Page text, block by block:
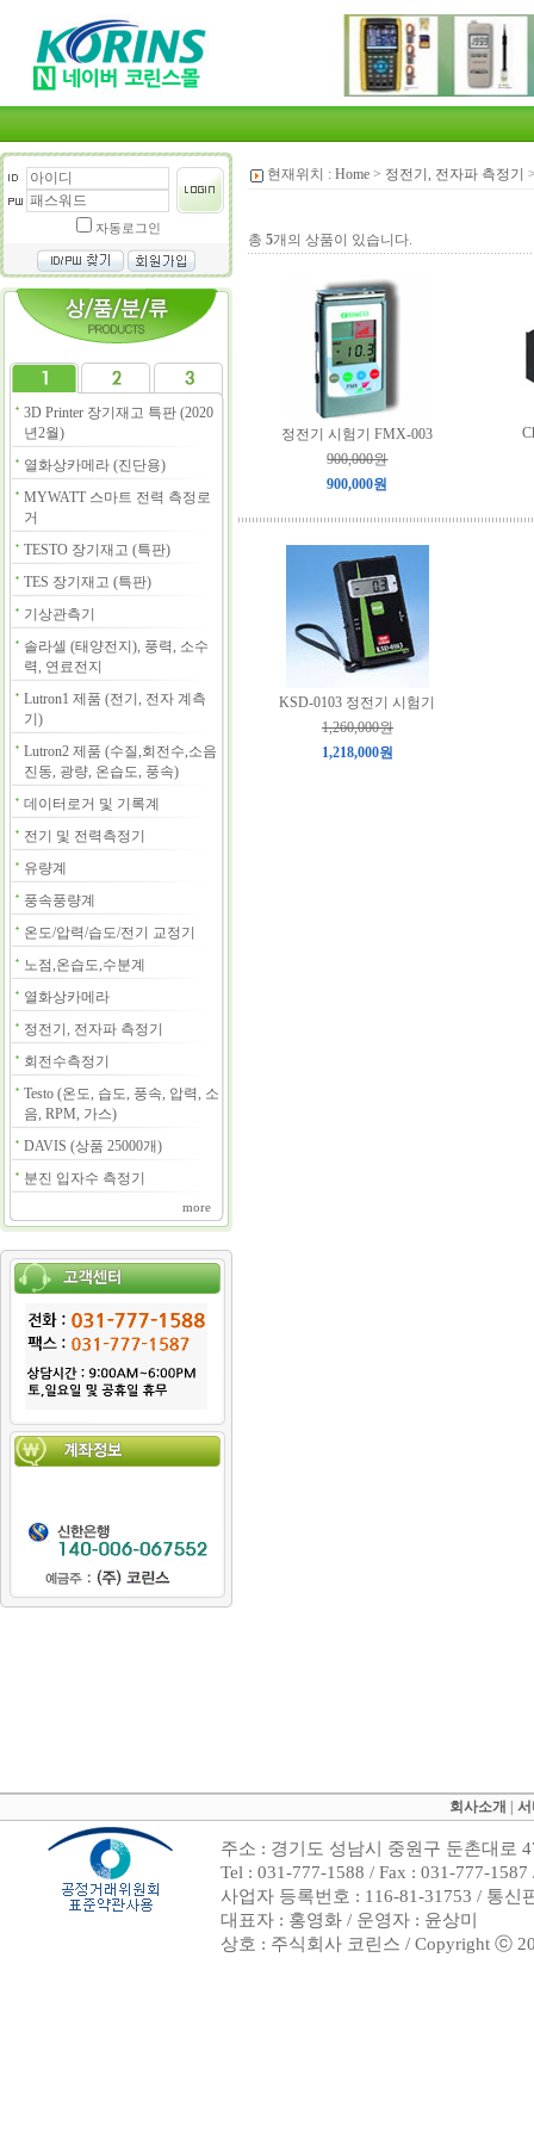
자동로그인
3D Printer 장기재고 특판 (2020
년2월)
열화상카메라 (진단용)
MYWATT 스마트 전력 측정로
거
TESTO 장기재고 (특판)
TES 장기재고 (특판)
기상관측기
솔라셀 (태양전지), 풍력, 소수
력, 연료전지
Lutron1 제품 (전기, 전자 계측
기)
Lutron2 제품 (수질,회전수,소음
진동, 광량, 온습도, 풍속)
데이터로거 및 기록계
전기 및 전력측정기
유량계
풍속풍량계
온도/압력/습도/전기 교정기
노점,온습도,수분계
열화상카메라
정전기, 전자파 측정기
회전수측정기
Testo (온도, 습도, 풍속, 압력, 소
음, RPM, 가스)
DAVIS (상품 25000개)
분진 입자수 측정기
more
현재위치 : Home > 정전기, 전자파 측정기
총 5개의 상품이 있습니다.
정전기 시험기 FMX-003
900,000원
900,000원
KSD-0103 정전기 시험기
1,260,000원
1,218,000원
회사소개
주소 : 경기도 성남시 중원구 둔촌대로
Tel : 031-777-1588 / Fax : 031-777-
사업자 등록번호 : 116-81-31753 / 통신
대표자 : 홍영화 / 운영자 : 윤상미
상호 : 주식회사 코린스 / Copyright ⓒ